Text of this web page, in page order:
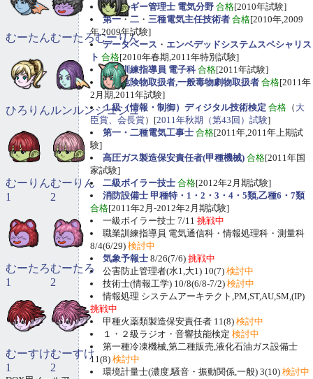
エネルギー管理士 電気分野 合格[2010年試験]
第一・二 ・ 三種電気主任技術者 合格[2010年,2009
年,2009年試験]
データベース ・ エンベデッドシステムスペシャリス
ト 合格[2010年春期,2011年特別試験]
職業訓練指導員 電子科 合格[2011年試験]
甲種危険物取扱者,一般毒物劇物取扱者 合格[2011年
2月期,2011年試験]
１級（情報・制御）ディジタル技術検定 合格 （ 大
臣賞、会長賞）[2011年秋期（第43回）試験]
第一・二種電気工事士 合格[2011年,2011年上期試
験]
高圧ガス製造保安責任者(甲種機械) 合格[2011年国
家試験]
二級ボイラー技士 合格[2012年2月期試験]
消防設備士 甲種特・1・2・3・4・5類,乙種6・7類
合格[2011年2月-2012年2月期試験]
一級ボイラー技士 7/11 挑戦中
職業訓練指導員 電気通信科・情報処理科・測量科
8/4(6/29) 検討中
気象予報士 8/26(7/6) 挑戦中
公害防止管理者(水1,大1) 10(7) 検討中
技術士(情報工学) 10/8(6/8-7/2) 検討中
情報処理 システムアーキテクト,PM,ST,AU,SM,(IP)
挑戦中
甲種火薬類製造保安責任者 11(8) 検討中
１・２級ラジオ・音響技能検定 検討中
第一種冷凍機械,第二種販売,液化石油ガス設備士
11(8) 検討中
環境計量士(濃度,騒音・振動関係,一般) 3(10) 検討中
むーたんむーたろむーりん
ひろりんルンルンジュジュ
むーりん
1
むーりん
2
むーたろ
1
むーたろ
2
むーすけ
1
むーすけ
2